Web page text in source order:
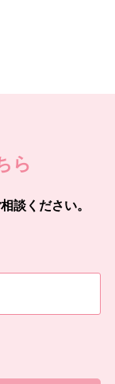
ら
談ください。